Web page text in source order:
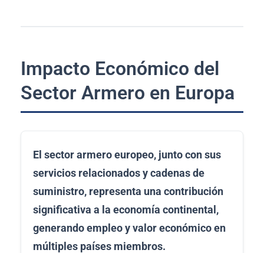
Impacto Económico del
Sector Armero en Europa
El sector armero europeo, junto con sus
servicios relacionados y cadenas de
suministro, representa una contribución
significativa a la economía continental,
generando empleo y valor económico en
múltiples países miembros.